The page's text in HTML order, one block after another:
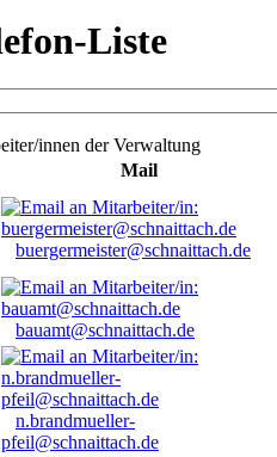
Liste
innen der Verwaltung
Mail
buergermeister@schnaittach.de
bauamt@schnaittach.de
n.brandmueller-
pfeil@schnaittach.de